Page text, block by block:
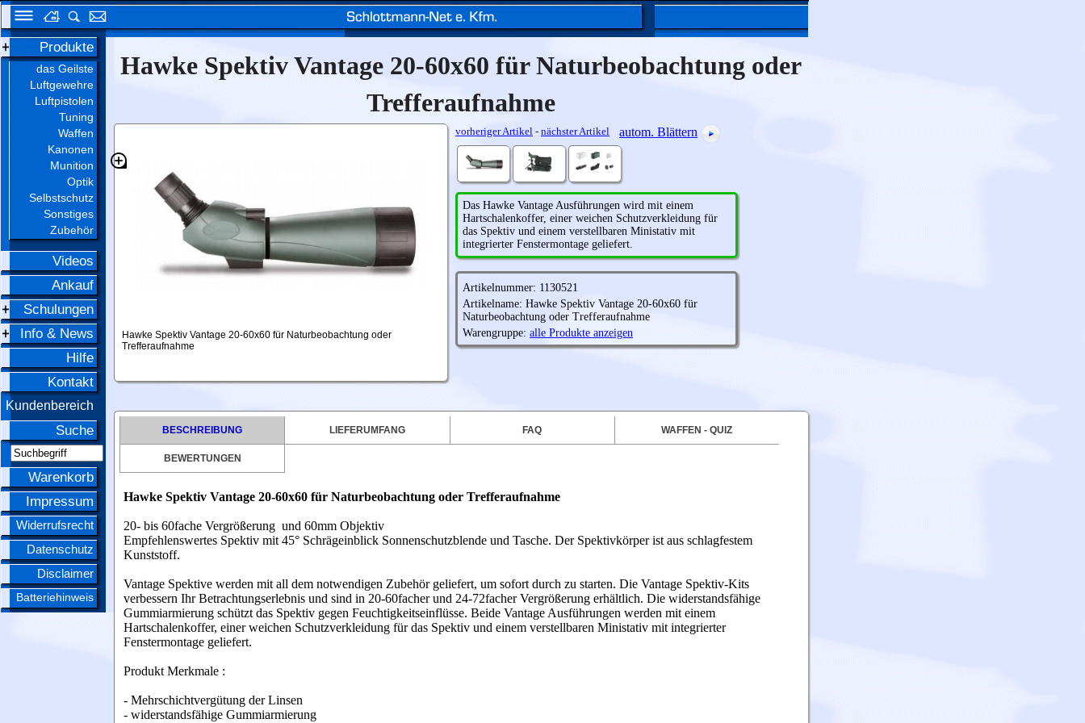
Produkte
das Geilste
Luftgewehre
Luftpistolen
Tuning
Waffen
Kanonen
Munition
Optik
Selbstschutz
Sonstiges
Zubehör
Videos
Ankauf
Schulungen
Info & News
Hilfe
Kontakt
Kundenbereich
Suche
Warenkorb
Impressum
Widerrufsrecht
Datenschutz
Disclaimer
Batteriehinweis
Hawke Spektiv Vantage 20-60x60 für Naturbeobachtung oder
Trefferaufnahme
Hawke Spektiv Vantage 20-60x60 für Naturbeobachtung oder
Trefferaufnahme
vorheriger Artikel - nächster Artikel autom. Blättern
Das Hawke Vantage Ausführungen wird mit einem
Hartschalenkoffer, einer weichen Schutzverkleidung für
das Spektiv und einem verstellbaren Ministativ mit
integrierter Fenstermontage geliefert.
Artikelnummer: 1130521
Artikelname: Hawke Spektiv Vantage 20-60x60 für
Naturbeobachtung oder Trefferaufnahme
Warengruppe: alle Produkte anzeigen
BESCHREIBUNG LIEFERUMFANG FAQ WAFFEN - QUIZ
BEWERTUNGEN
Hawke Spektiv Vantage 20-60x60 für Naturbeobachtung oder Trefferaufnahme
20- bis 60fache Vergrößerung und 60mm Objektiv
Empfehlenswertes Spektiv mit 45° Schrägeinblick Sonnenschutzblende und Tasche. Der Spektivkörper ist aus schlagfestem
Kunststoff.
Vantage Spektive werden mit all dem notwendigen Zubehör geliefert, um sofort durch zu starten. Die Vantage Spektiv-Kits
verbessern Ihr Betrachtungserlebnis und sind in 20-60facher und 24-72facher Vergrößerung erhältlich. Die widerstandsfähige
Gummiarmierung schützt das Spektiv gegen Feuchtigkeitseinflüsse. Beide Vantage Ausführungen werden mit einem
Hartschalenkoffer, einer weichen Schutzverkleidung für das Spektiv und einem verstellbaren Ministativ mit integrierter
Fenstermontage geliefert.
Produkt Merkmale :
- Mehrschichtvergütung der Linsen
- widerstandsfähige Gummiarmierung